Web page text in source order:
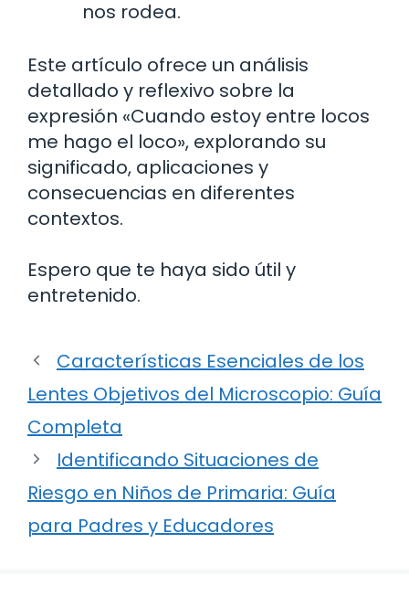
nos rodea.
Este artículo ofrece un análisis
detallado y reflexivo sobre la
expresión «Cuando estoy entre locos
me hago el loco», explorando su
significado, aplicaciones y
consecuencias en diferentes
contextos.
Espero que te haya sido útil y
entretenido.
Características Esenciales de los
Lentes Objetivos del Microscopio: Guía
Completa
Identificando Situaciones de
Riesgo en Niños de Primaria: Guía
para Padres y Educadores